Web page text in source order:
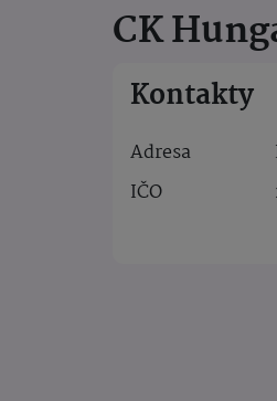
CK
Kontakty
Adresa
IČO